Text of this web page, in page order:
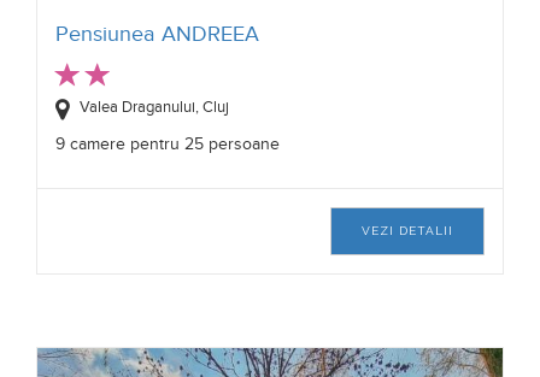
Pensiunea ANDREEA
Valea Draganului, Cluj
9 camere pentru 25 persoane
VEZI DETALII